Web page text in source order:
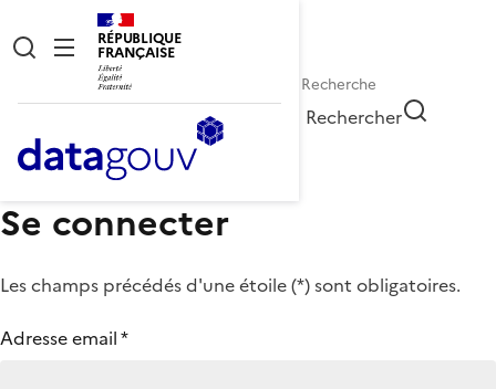
RÉPUBLIQUE
FRANÇAISE
Rechercher
Se connecter
Les champs précédés d'une étoile (*) sont obligatoires.
Adresse email*